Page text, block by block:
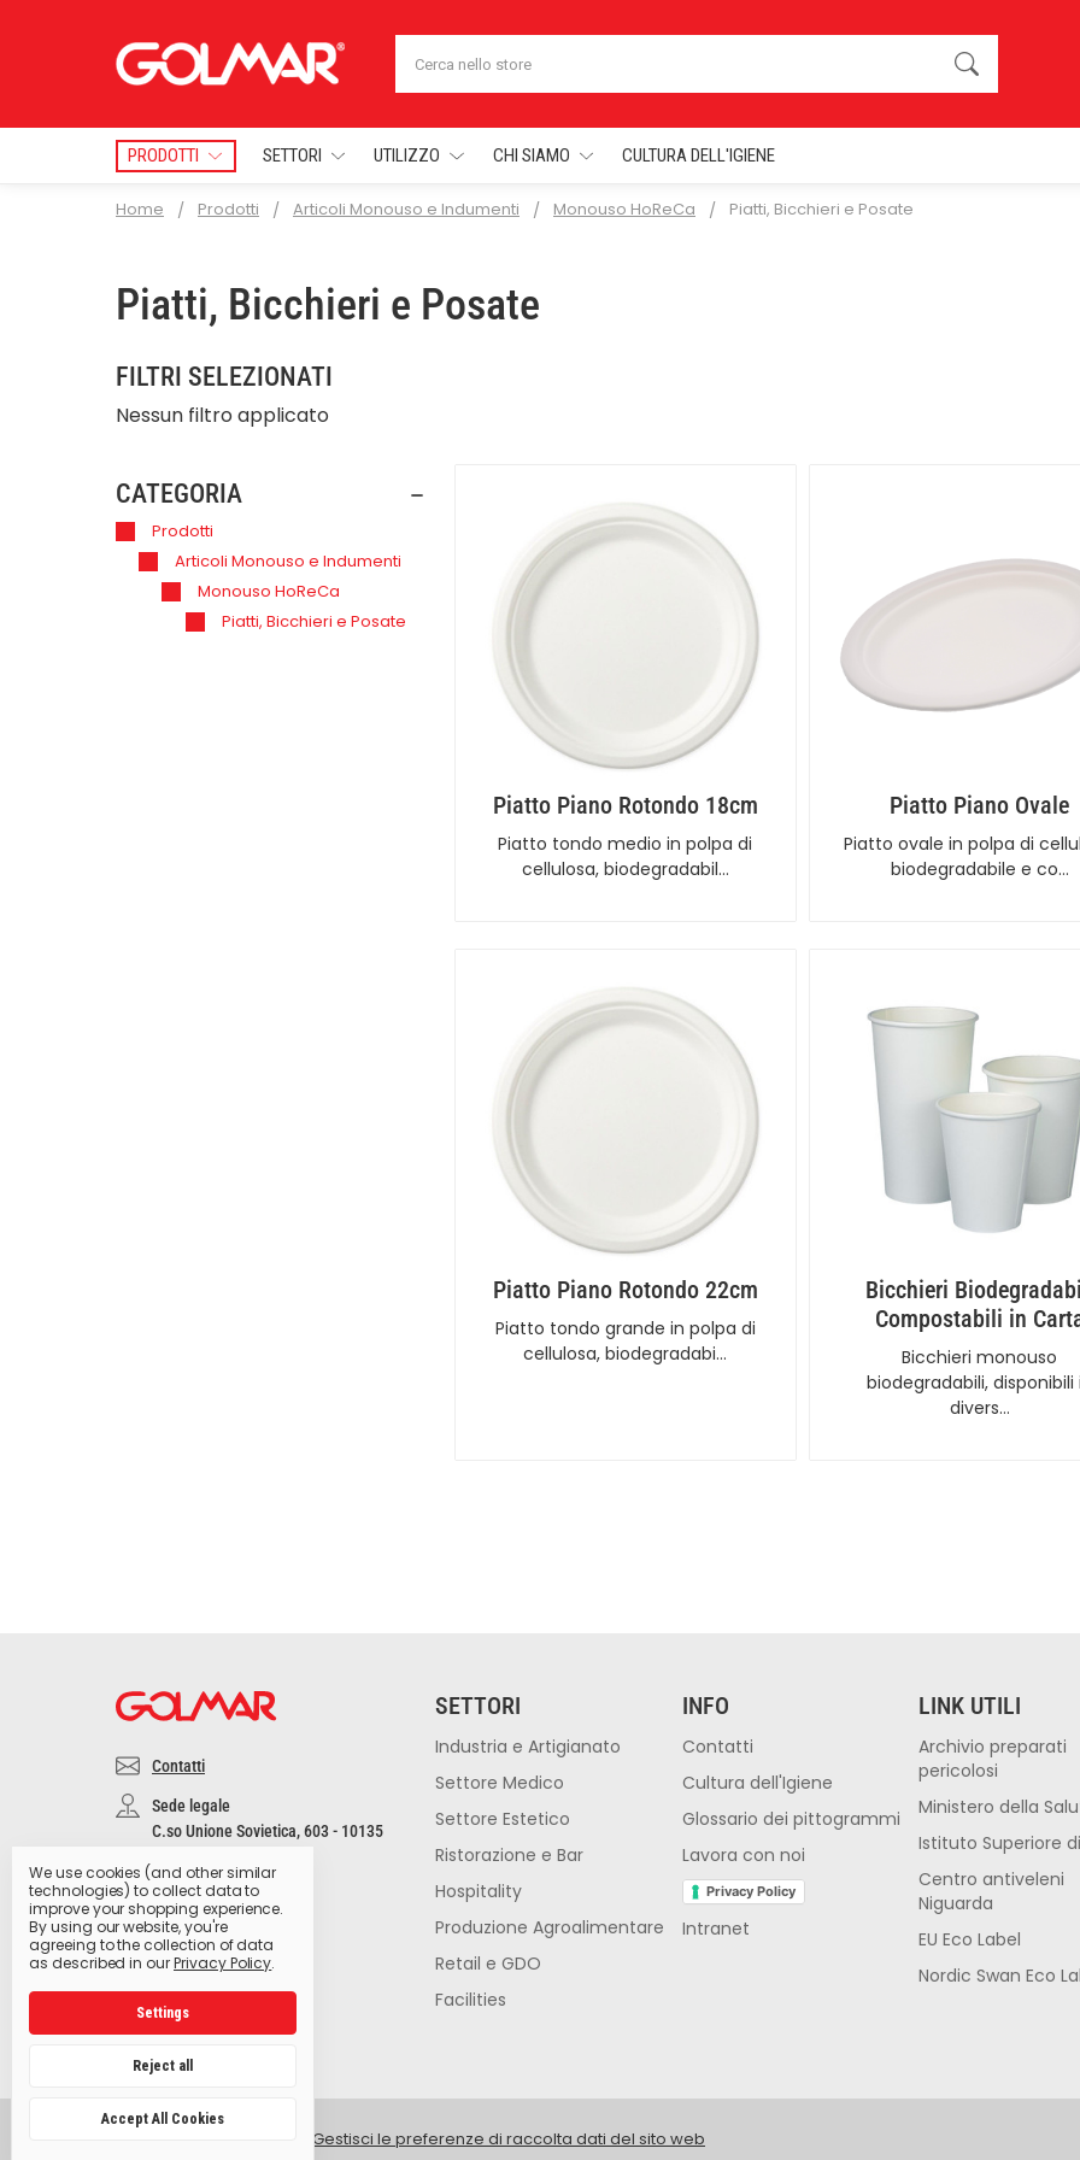
PRODOTTI SETTORI UTILIZZO CHI SIAMO CULTURA DELL'IGIENE
Home Prodotti Articoli Monouso e Indumenti Monouso HoReCa Piatti, Bicchieri e Posate
Piatti, Bicchieri e Posate
FILTRI SELEZIONATI
Nessun filtro applicato
CATEGORIA
Prodotti
Articoli Monouso e Indumenti
Monouso HoReCa
Piatti, Bicchieri e Posate
Piatto Piano Rotondo 18cm
Piatto tondo medio in polpa di
cellulosa, biodegradabil…
Piatto Piano Ovale
Piatto ovale in polpa di
biodegradabile e co…
Piatto Piano Rotondo 22cm
Piatto tondo grande in polpa di
cellulosa, biodegradabi…
Bicchieri
Compostabili in
Bicchieri monouso
biodegradabili, disponibili
divers…
Contatti
Sede legale
C.so Unione Sovietica, 603 - 10135
Altre filiali
P.IVA 02555860010
REA 566787
SETTORI
Industria e Artigianato
Settore Medico
Settore Estetico
Ristorazione e Bar
Hospitality
Produzione Agroalimentare
Retail e GDO
Facilities
INFO
Contatti
Cultura dell'Igiene
Glossario dei pittogrammi
Lavora con noi
Privacy Policy
Intranet
LINK UTILI
Archivio preparati
pericolosi
Ministero della
Istituto Superiore
Centro antiveleni
Niguarda
EU Eco Label
Nordic Swan Eco
Gestisci le preferenze di raccolta dati del sito web
We use cookies (and other similar
technologies) to collect data to
improve your shopping experience.
By using our website, you're
agreeing to the collection of data
as described in ourPrivacy Policy.
Settings
Reject all
Accept All Cookies